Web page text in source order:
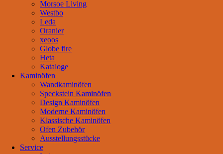
Morsoe Living
Westbo
Leda
Oranier
xeoos
Globe fire
Heta
Kataloge
Kaminöfen
Wandkaminöfen
Speckstein Kaminöfen
Design Kaminöfen
Moderne Kaminöfen
Klassische Kaminöfen
Ofen Zubehör
Ausstellungsstücke
Service